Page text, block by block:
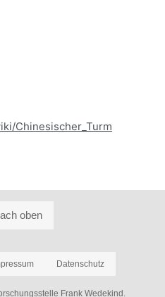
Chinesischer_Turm
oben
Datenschutz
Frank Wedekind.